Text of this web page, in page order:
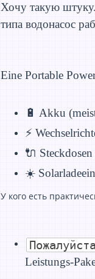
Хочу такую
типа водонасос
Eine Portable
🔋 Akku
⚡
🔌
☀️
У кого есть
Leistungs-